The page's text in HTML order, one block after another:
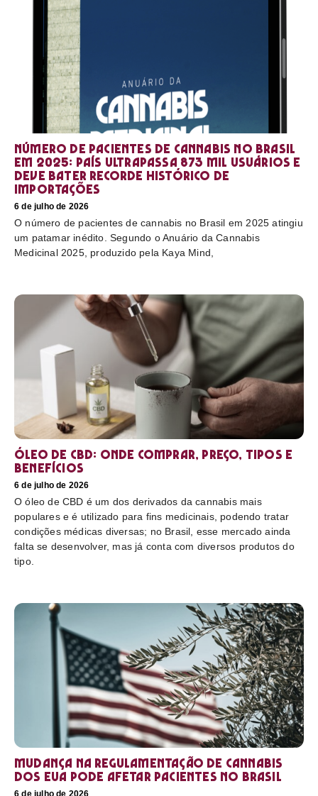
Número de pacientes de cannabis no Brasil
em 2025: país ultrapassa 873 mil usuários e
deve bater recorde histórico de
importações
6 de julho de 2026
O número de pacientes de cannabis no Brasil em 2025 atingiu
um patamar inédito. Segundo o Anuário da Cannabis
Medicinal 2025, produzido pela Kaya Mind,
Óleo de CBD: Onde comprar, preço, tipos e
benefícios
6 de julho de 2026
O óleo de CBD é um dos derivados da cannabis mais
populares e é utilizado para fins medicinais, podendo tratar
condições médicas diversas; no Brasil, esse mercado ainda
falta se desenvolver, mas já conta com diversos produtos do
tipo.
Mudança na regulamentação de cannabis
dos EUA pode afetar pacientes no Brasil
6 de julho de 2026